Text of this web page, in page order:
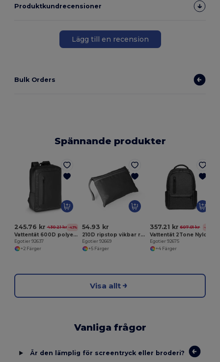
Produktkundrecensioner
Lägg till en recension
Bulk Orders
Spännande produkter
245.76 kr 430.21 kr -43%
Vattentät 600D polyester 15.6'' laptopryggsäck
Egotier 92637
+2 Färger
54.93 kr
210D ripstop vikbar ryggsäck
Egotier 92669
+5 Färger
357.21 kr 607.01 kr -41%
Egotier 92675
+4 Färger
Visa allt
Vanliga frågor
Är den lämplig för screentryck eller broderi?